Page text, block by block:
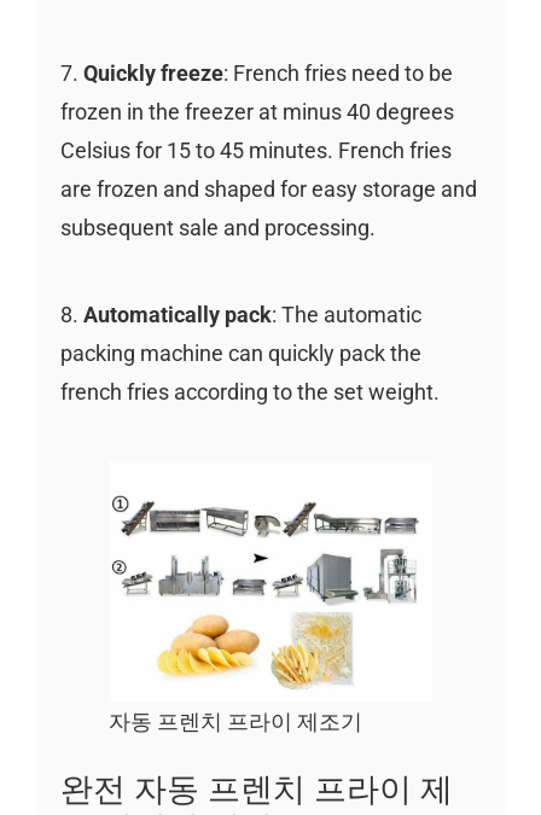
7. Quickly freeze: French fries need to be
frozen in the freezer at minus 40 degrees
Celsius for 15 to 45 minutes. French fries
are frozen and shaped for easy storage and
subsequent sale and processing.
8. Automatically pack: The automatic
packing machine can quickly pack the
french fries according to the set weight.
자동 프렌치 프라이 제조기
완전 자동 프렌치 프라이 제